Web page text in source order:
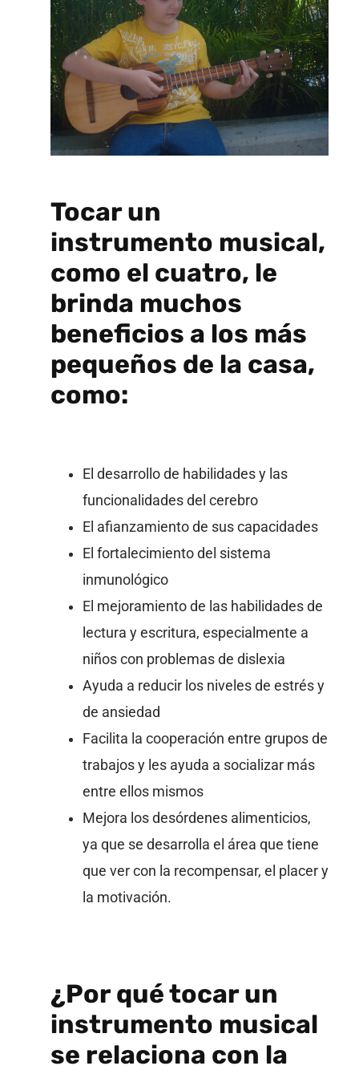
Tocar un
instrumento musical,
como el cuatro, le
brinda muchos
beneficios a los más
pequeños de la casa,
como:
El desarrollo de habilidades y las
funcionalidades del cerebro
El afianzamiento de sus capacidades
El fortalecimiento del sistema
inmunológico
El mejoramiento de las habilidades de
lectura y escritura, especialmente a
niños con problemas de dislexia
Ayuda a reducir los niveles de estrés y
de ansiedad
Facilita la cooperación entre grupos de
trabajos y les ayuda a socializar más
entre ellos mismos
Mejora los desórdenes alimenticios,
ya que se desarrolla el área que tiene
que ver con la recompensar, el placer y
la motivación.
¿Por qué tocar un
instrumento musical
se relaciona con la